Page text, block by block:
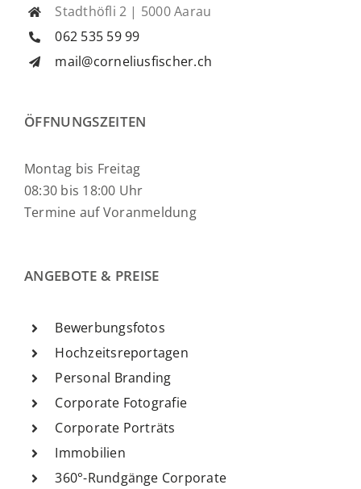
Stadthöfli 2 | 5000 Aarau
062 535 59 99
mail@corneliusfischer.ch
ÖFFNUNGSZEITEN
Montag bis Freitag
08:30 bis 18:00 Uhr
Termine auf Voranmeldung
ANGEBOTE & PREISE
Bewerbungsfotos
Hochzeitsreportagen
Personal Branding
Corporate Fotografie
Corporate Porträts
Immobilien
360°-Rundgänge Corporate